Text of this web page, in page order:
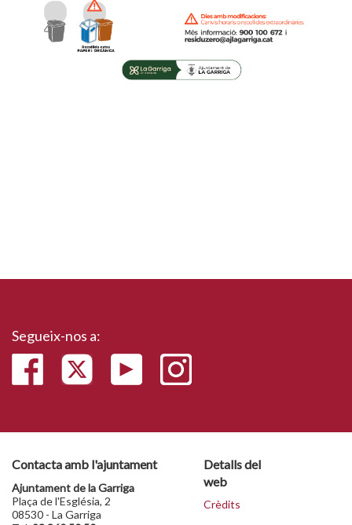
Segueix-nos a:
Contacta amb l'ajuntament
Ajuntament de la Garriga
Plaça de l'Església, 2
08530 - La Garriga
Detalls del
web
Crèdits